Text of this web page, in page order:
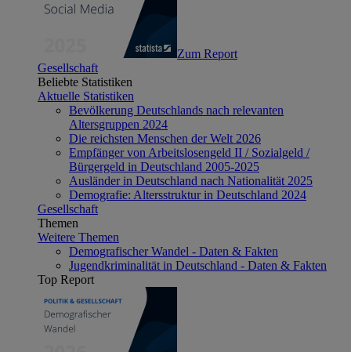
Zum Report
Gesellschaft
Beliebte Statistiken
Aktuelle Statistiken
Bevölkerung Deutschlands nach relevanten
Altersgruppen 2024
Die reichsten Menschen der Welt 2026
Empfänger von Arbeitslosengeld II / Sozialgeld /
Bürgergeld in Deutschland 2005-2025
Ausländer in Deutschland nach Nationalität 2025
Demografie: Altersstruktur in Deutschland 2024
Gesellschaft
Themen
Weitere Themen
Demografischer Wandel - Daten & Fakten
Jugendkriminalität in Deutschland - Daten & Fakten
Top Report